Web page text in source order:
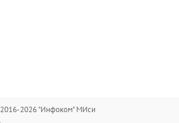
2026 "Инфоком" МИси